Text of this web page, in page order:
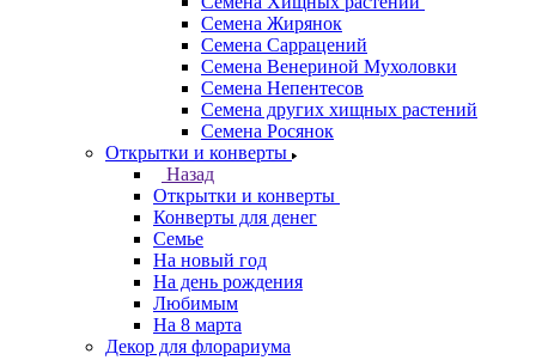
Семена Жирянок
Семена Саррацений
Семена Венериной Мухоловки
Семена Непентесов
Семена других хищных растений
Семена Росянок
Открытки и конверты
Назад
Открытки и конверты
Конверты для денег
Семье
На новый год
На день рождения
Любимым
На 8 марта
Декор для флорариума